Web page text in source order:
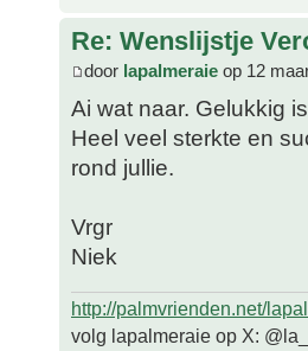
Re: Wenslijstje
door lapalmeraie op 12
Ai wat naar. Gelukkig
Heel veel sterkte en
rond jullie.
Vrgr
Niek
http://palmvrienden.net/
volg lapalmeraie op X: